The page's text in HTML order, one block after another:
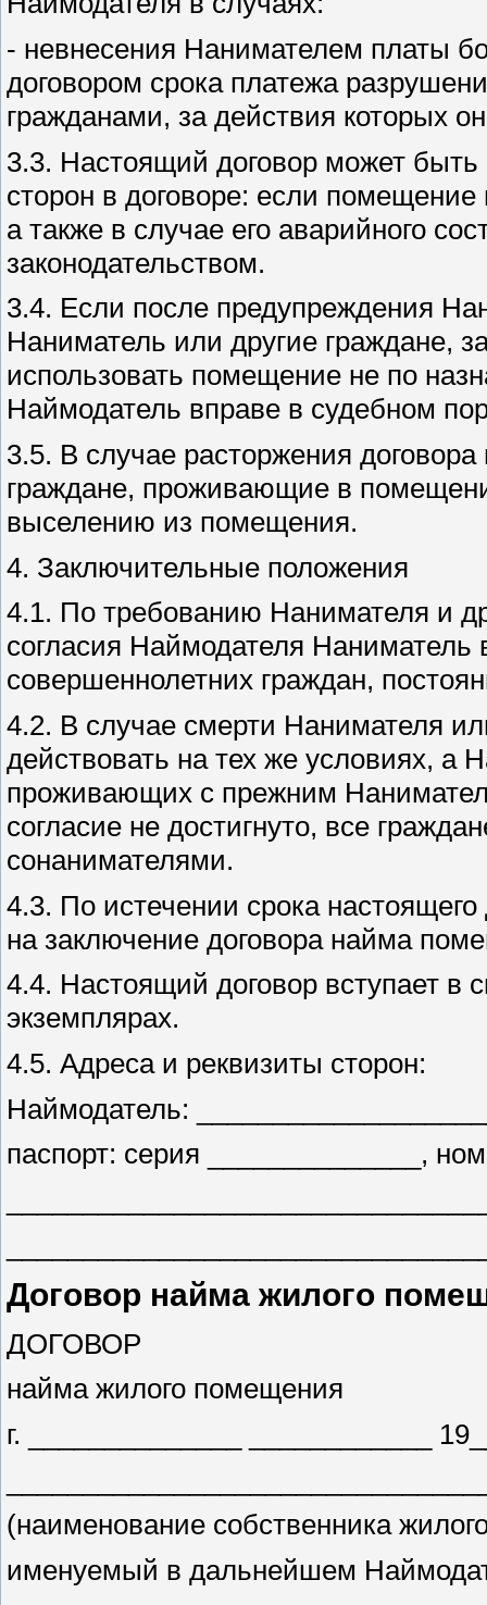
- невнесения Нанимателем платы
договором срока платежа
гражданами, за действия которых он
3.3. Настоящий договор может
сторон в договоре: если
а также в случае его аварийного
законодательством.
3.4. Если после предупреждения
Наниматель или другие граждане,
использовать помещение не по
Наймодатель вправе в судебном
3.5. В случае расторжения
граждане, проживающие в
выселению из помещения.
4. Заключительные положения
4.1. По требованию Нанимателя и
согласия Наймодателя
совершеннолетних граждан,
4.2. В случае смерти Нанимателя
действовать на тех же условиях, а
проживающих с прежним
согласие не достигнуто, все
сонанимателями.
4.3. По истечении срока
на заключение договора найма
4.4. Настоящий договор вступает в
экземплярах.
4.5. Адреса и реквизиты сторон:
Наймодатель:
паспорт: серия ______________,
Договор найма жилого
ДОГОВОР
найма жилого помещения
г. ______________ ____________
(наименование собственника
именуемый в дальнейшем